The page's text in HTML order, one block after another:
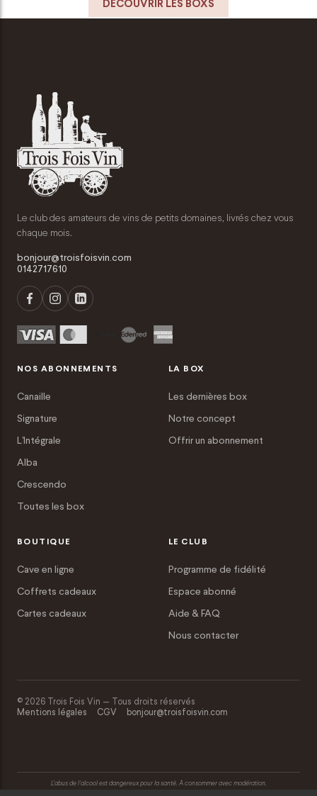
DÉCOUVRIR LES BOXS
Le club des amateurs de vins de petits domaines, livrés chez vous
chaque mois.
bonjour@troisfoisvin.com
0142717610
NOS ABONNEMENTS
Canaille
Signature
L'Intégrale
Alba
Crescendo
Toutes les box
LA BOX
Les dernières box
Notre concept
Offrir un abonnement
BOUTIQUE
Cave en ligne
Coffrets cadeaux
Cartes cadeaux
LE CLUB
Programme de fidélité
Espace abonné
Aide & FAQ
Nous contacter
© 2026 Trois Fois Vin — Tous droits réservés
Mentions légales
CGV bonjour@troisfoisvin.com
L’abus de l’alcool est dangereux pour la santé. À consommer avec modération.